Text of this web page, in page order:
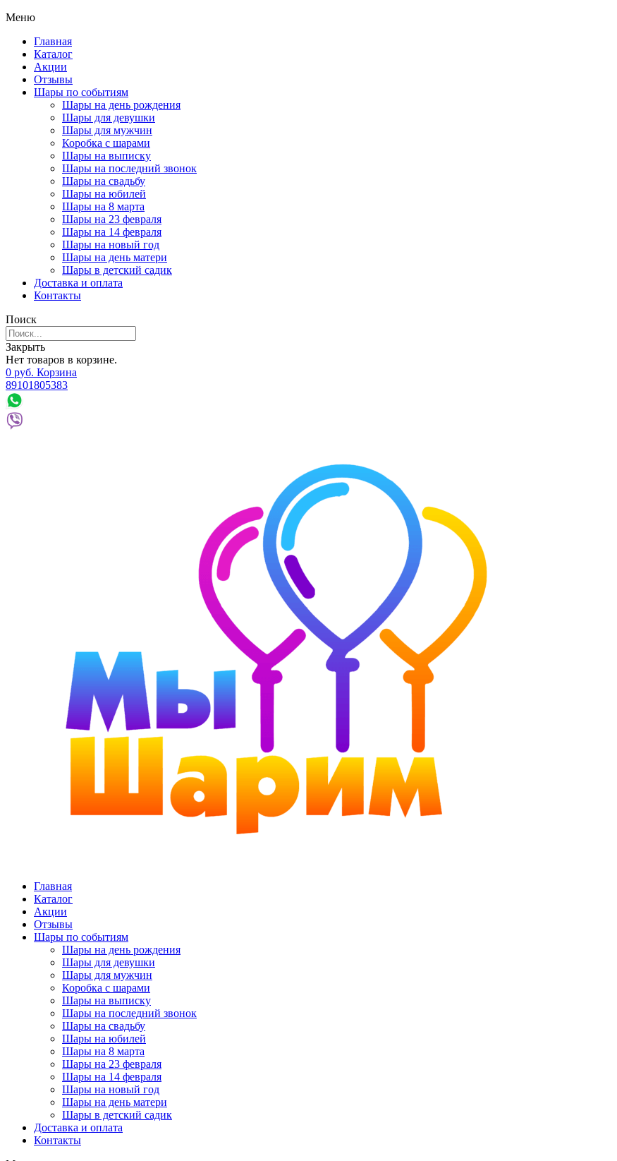
Меню
Главная
Каталог
Акции
Отзывы
Шары по событиям
Шары на день рождения
Шары для девушки
Шары для мужчин
Коробка с шарами
Шары на выписку
Шары на последний звонок
Шары на свадьбу
Шары на юбилей
Шары на 8 марта
Шары на 23 февраля
Шары на 14 февраля
Шары на новый год
Шары на день матери
Шары в детский садик
Доставка и оплата
Контакты
Поиск
Закрыть
Нет товаров в корзине.
0 руб. Корзина
89101805383
Главная
Каталог
Акции
Отзывы
Шары по событиям
Шары на день рождения
Шары для девушки
Шары для мужчин
Коробка с шарами
Шары на выписку
Шары на последний звонок
Шары на свадьбу
Шары на юбилей
Шары на 8 марта
Шары на 23 февраля
Шары на 14 февраля
Шары на новый год
Шары на день матери
Шары в детский садик
Доставка и оплата
Контакты